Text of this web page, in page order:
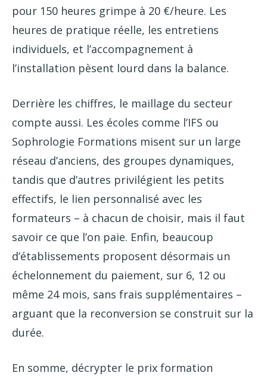
pour 150 heures grimpe à 20 €/heure. Les
heures de pratique réelle, les entretiens
individuels, et l’accompagnement à
l’installation pèsent lourd dans la balance.
Derrière les chiffres, le maillage du secteur
compte aussi. Les écoles comme l’IFS ou
Sophrologie Formations misent sur un large
réseau d’anciens, des groupes dynamiques,
tandis que d’autres privilégient les petits
effectifs, le lien personnalisé avec les
formateurs – à chacun de choisir, mais il faut
savoir ce que l’on paie. Enfin, beaucoup
d’établissements proposent désormais un
échelonnement du paiement, sur 6, 12 ou
même 24 mois, sans frais supplémentaires –
arguant que la reconversion se construit sur la
durée.
En somme, décrypter le prix formation